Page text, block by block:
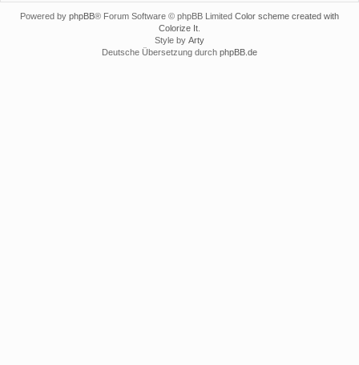
Powered by phpBB® Forum Software © phpBB Limited Color scheme created with
Colorize It
Style by Arty
Deutsche Übersetzung durch phpBB.de